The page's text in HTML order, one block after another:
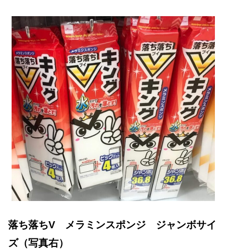
落ち落ちV メラミンスポンジ ジャンボサイ
ズ（写真右）